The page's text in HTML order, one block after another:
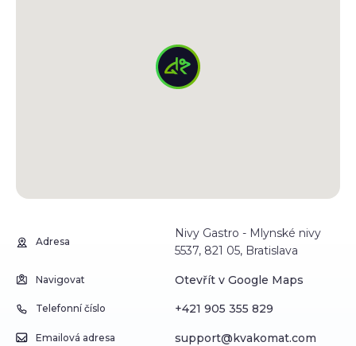
Adresa
Nivy Gastro - Mlynské nivy
5537, 821 05, Bratislava
Navigovat Otevřít v Google Maps
Telefonní číslo +421 905 355 829
Emailová adresa support@kvakomat.com